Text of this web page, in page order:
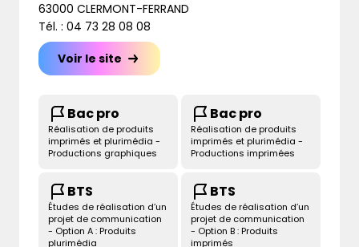
63000 CLERMONT-FERRAND
Tél. : 04 73 28 08 08
Voir le site
Bac pro
Réalisation de produits
imprimés et plurimédia -
Productions graphiques
Bac pro
Réalisation de produits
imprimés et plurimédia -
Productions imprimées
BTS
Études de réalisation d’un
projet de communication
- Option A : Produits
plurimédia
BTS
Études de réalisation d’un
projet de communication
- Option B : Produits
imprimés